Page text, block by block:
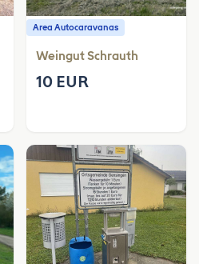
Area Autocaravanas
Weingut Schrauth
10 EUR